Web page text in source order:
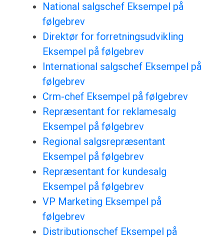
National salgschef Eksempel på
følgebrev
Direktør for forretningsudvikling
Eksempel på følgebrev
International salgschef Eksempel på
følgebrev
Crm-chef Eksempel på følgebrev
Repræsentant for reklamesalg
Eksempel på følgebrev
Regional salgsrepræsentant
Eksempel på følgebrev
Repræsentant for kundesalg
Eksempel på følgebrev
VP Marketing Eksempel på
følgebrev
Distributionschef Eksempel på